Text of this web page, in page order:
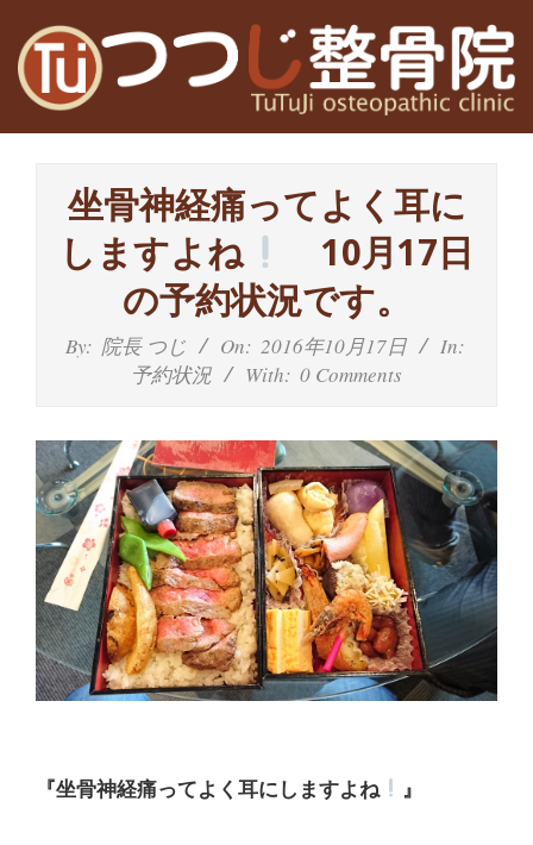
content
高
槻
富
茨
の
整
体
肩
こ
腰
坐骨神経痛ってよく耳に
しますよね
10月17日
の予約状況です。
By: 院長 つじ On: 2016年10月17日
In:
予約状況
With: 0 Comments
『坐骨神経痛ってよく耳にしますよね 』